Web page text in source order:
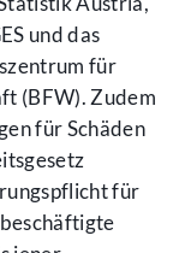
und das
für
(BFW). Zudem
für Schäden
für